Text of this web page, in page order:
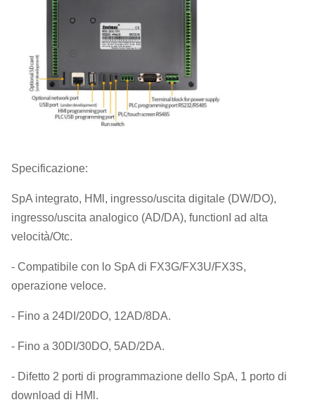
Specificazione:
SpA integrato, HMl, ingresso/uscita digitale (DW/DO),
ingresso/uscita analogico (AD/DA), functionI ad alta
velocità/Otc.
- Compatibile con lo SpA di FX3G/FX3U/FX3S,
operazione veloce.
- Fino a 24DI/20DO, 12AD/8DA.
- Fino a 30DI/30DO, 5AD/2DA.
- Difetto 2 porti di programmazione dello SpA, 1 porto di
download di HMl.